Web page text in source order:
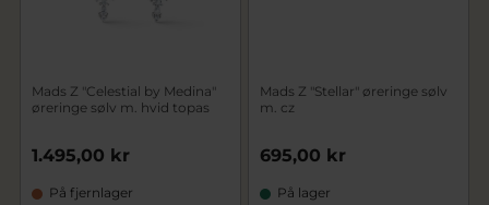
Mads Z "Celestial by Medina"
øreringe sølv m. hvid topas
1.495,00 kr
På fjernlager
Mads Z "Stellar" øreringe sølv
m. cz
695,00 kr
På lager